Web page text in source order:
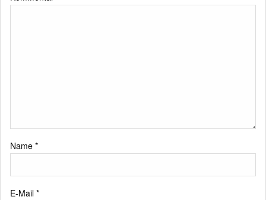
Name *
E-Mail *